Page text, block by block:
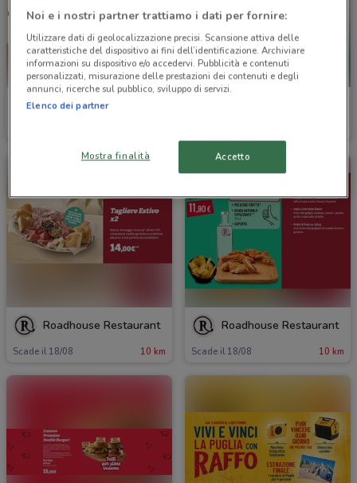
Burger King
Roadhouse Restaurant
Scade il 18/08 10 km
Roadhouse Restaurant
Scade il 18/08 10 km
Noi e i nostri partner trattiamo i dati per fornire:
Utilizzare dati di geolocalizzazione precisi. Scansione attiva delle
caratteristiche del dispositivo ai fini dell’identificazione. Archiviare
informazioni su dispositivo e/o accedervi. Pubblicità e contenuti
personalizzati, misurazione delle prestazioni dei contenuti e degli
annunci, ricerche sul pubblico, sviluppo di servizi.
Elenco dei partner
Mostra finalità Accetto